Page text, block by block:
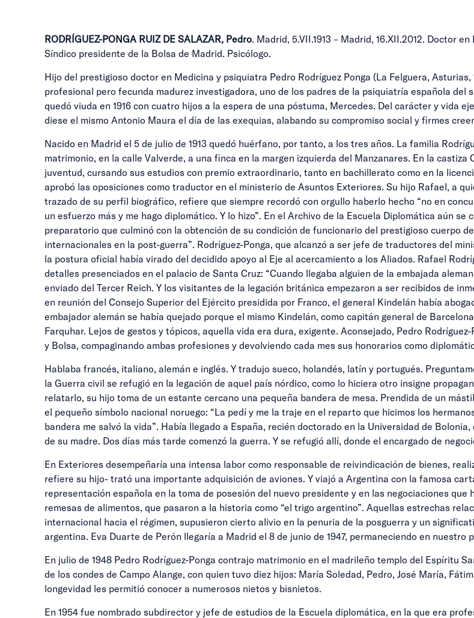
RODRÍGUEZ-PONGA RUIZ DE SALAZAR, Pedro. Madrid, 5.VII.1913 – Madrid, 16.XII.2012. Doctor
Síndico presidente de la Bolsa de Madrid. Psicólogo.
Hijo del prestigioso doctor en Medicina y psiquiatra Pedro Rodríguez Ponga (La Felguera,
profesional pero fecunda madurez investigadora, uno de los padres de la psiquiatría española del
quedó viuda en 1916 con cuatro hijos a la espera de una póstuma, Mercedes. Del carácter y vida
diese el mismo Antonio Maura el día de las exequias, alabando su compromiso social y firmes
Nacido en Madrid el 5 de julio de 1913 quedó huérfano, por tanto, a los tres años. La familia
matrimonio, en la calle Valverde, a una finca en la margen izquierda del Manzanares. En la
juventud, cursando sus estudios con premio extraordinario, tanto en bachillerato como en la
aprobó las oposiciones como traductor en el ministerio de Asuntos Exteriores. Su hijo Rafael, a
trazado de su perfil biográfico, refiere que siempre recordó con orgullo haberlo hecho “no en
un esfuerzo más y me hago diplomático. Y lo hizo”. En el Archivo de la Escuela Diplomática aún
preparatorio que culminó con la obtención de su condición de funcionario del prestigioso cuerpo
internacionales en la post-guerra”. Rodríguez-Ponga, que alcanzó a ser jefe de traductores del
la postura oficial había virado del decidido apoyo al Eje al acercamiento a los Aliados. Rafael
detalles presenciados en el palacio de Santa Cruz: “Cuando llegaba alguien de la embajada
enviado del Tercer Reich. Y los visitantes de la legación británica empezaron a ser recibidos de
en reunión del Consejo Superior del Ejército presidida por Franco, el general Kindelán había
embajador alemán se había quejado porque el mismo Kindelán, como capitán general de
Farquhar. Lejos de gestos y tópicos, aquella vida era dura, exigente. Aconsejado, Pedro
y Bolsa, compaginando ambas profesiones y devolviendo cada mes sus honorarios como
Hablaba francés, italiano, alemán e inglés. Y tradujo sueco, holandés, latín y portugués.
la Guerra civil se refugió en la legación de aquel país nórdico, como lo hiciera otro insigne
relatarlo, su hijo toma de un estante cercano una pequeña bandera de mesa. Prendida de un
el pequeño símbolo nacional noruego: “La pedí y me la traje en el reparto que hicimos los
bandera me salvó la vida”. Había llegado a España, recién doctorado en la Universidad de
de su madre. Dos días más tarde comenzó la guerra. Y se refugió allí, donde el encargado de
En Exteriores desempeñaría una intensa labor como responsable de reivindicación de bienes,
refiere su hijo- trató una importante adquisición de aviones. Y viajó a Argentina con la famosa
representación española en la toma de posesión del nuevo presidente y en las negociaciones
remesas de alimentos, que pasaron a la historia como “el trigo argentino”. Aquellas estrechas
internacional hacia el régimen, supusieron cierto alivio en la penuria de la posguerra y un
argentina. Eva Duarte de Perón llegaría a Madrid el 8 de junio de 1947, permaneciendo en nuestro
En julio de 1948 Pedro Rodríguez-Ponga contrajo matrimonio en el madrileño templo del Espíritu
de los condes de Campo Alange, con quien tuvo diez hijos: María Soledad, Pedro, José María,
longevidad les permitió conocer a numerosos nietos y bisnietos.
En 1954 fue nombrado subdirector y jefe de estudios de la Escuela diplomática, en la que era